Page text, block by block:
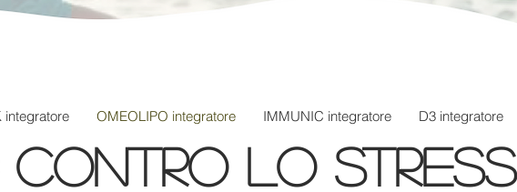
integratore OMEOLIPO integratore IMMUNIC integratore D3 integratore
contro lo stress